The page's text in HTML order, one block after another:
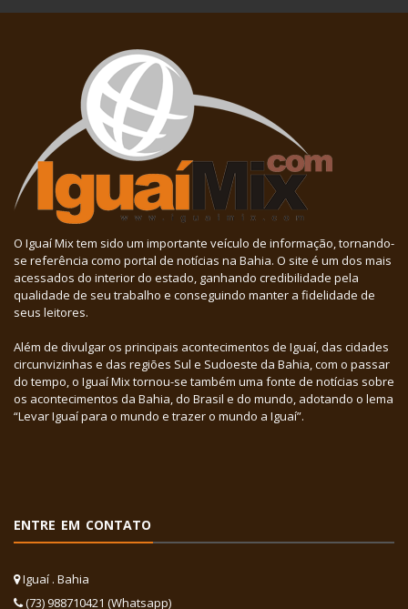
O Iguaí Mix tem sido um importante veículo de informação, tornando-
se referência como portal de notícias na Bahia. O site é um dos mais
acessados do interior do estado, ganhando credibilidade pela
qualidade de seu trabalho e conseguindo manter a fidelidade de
seus leitores.
Além de divulgar os principais acontecimentos de Iguaí, das cidades
circunvizinhas e das regiões Sul e Sudoeste da Bahia, com o passar
do tempo, o Iguaí Mix tornou-se também uma fonte de notícias sobre
os acontecimentos da Bahia, do Brasil e do mundo, adotando o lema
“Levar Iguaí para o mundo e trazer o mundo a Iguaí”.
ENTRE EM CONTATO
Iguaí . Bahia
(73) 988710421 (Whatsapp)